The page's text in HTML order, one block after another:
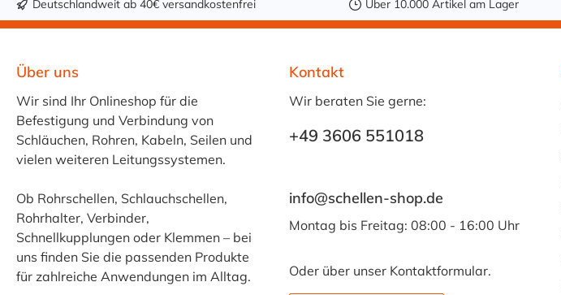
Deutschlandweit ab 40€ versandkostenfrei Über 10.000 Artikel am Lager
Über uns
Wir sind Ihr Onlineshop für die
Befestigung und Verbindung von
Schläuchen, Rohren, Kabeln, Seilen und
vielen weiteren Leitungssystemen.
Ob Rohrschellen, Schlauchschellen,
Rohrhalter, Verbinder,
Schnellkupplungen oder Klemmen – bei
uns finden Sie die passenden Produkte
für zahlreiche Anwendungen im Alltag.
Kontakt
Wir beraten Sie gerne:
+49 3606 551018
info@schellen-shop.de
Montag bis Freitag: 08:00 - 16:00 Uhr
Oder über unser Kontaktformular.